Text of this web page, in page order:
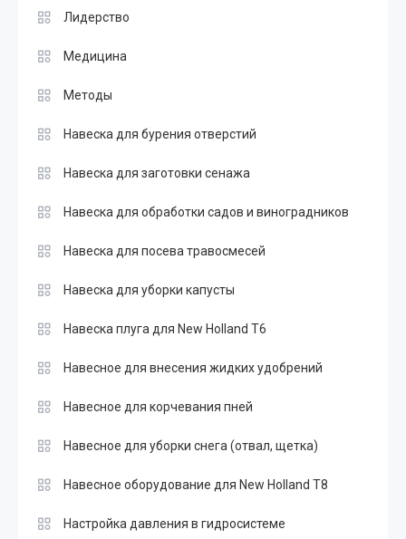
Лидерство
Медицина
Методы
Навеска для бурения отверстий
Навеска для заготовки сенажа
Навеска для обработки садов и виноградников
Навеска для посева травосмесей
Навеска для уборки капусты
Навеска плуга для New Holland T6
Навесное для внесения жидких удобрений
Навесное для корчевания пней
Навесное для уборки снега (отвал, щетка)
Навесное оборудование для New Holland T8
Настройка давления в гидросистеме